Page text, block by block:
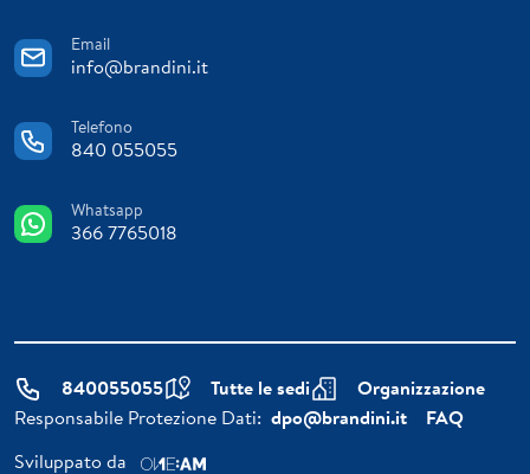
Email
info@brandini.it
Telefono
840 055055
Whatsapp
366 7765018
840055055 Tutte le sedi
Organizzazione
Responsabile Protezione Dati: dpo@brandini.it
FAQ
Sviluppato da